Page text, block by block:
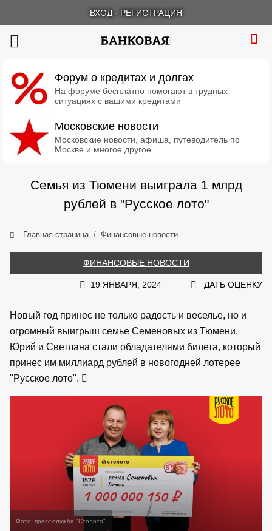
ВХОД · РЕГИСТРАЦИЯ
Форум о кредитах и долгах
На форуме бесплатно помогают в трудных
ситуациях с вашими кредитами
Московские новости
Московские новости, афиша, путеводитель по
Москве и многое другое
Семья из Тюмени выиграла 1 млрд
рублей в "Русское лото"
Главная страница Финансовые новости
ФИНАНСОВЫЕ НОВОСТИ
19 ЯНВАРЯ, 2024 ДАТЬ ОЦЕНКУ
Новый год принес не только радость и веселье, но и
огромный выигрыш семье Семеновых из Тюмени.
Юрий и Светлана стали обладателями билета, который
принес им миллиард рублей в новогодней лотерее
"Русское лото".
Фото: пресс-служба "Столото"